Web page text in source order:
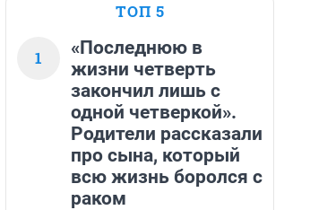
ТОП 5
1
«Последнюю в
жизни четверть
закончил лишь с
одной четверкой».
Родители рассказали
про сына, который
всю жизнь боролся с
раком